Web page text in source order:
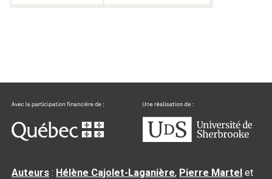
Auteurs : Hélène Cajolet-Laganière, Pierre Martel et